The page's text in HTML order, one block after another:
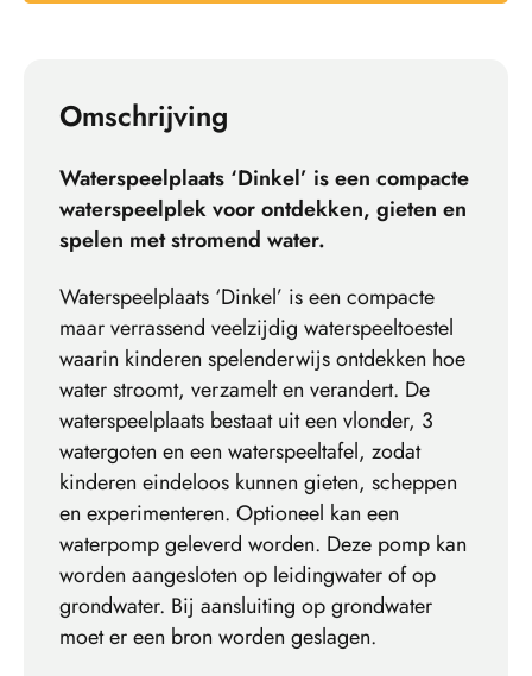
Omschrijving
Waterspeelplaats ‘Dinkel’ is een compacte
waterspeelplek voor ontdekken, gieten en
spelen met stromend water.
Waterspeelplaats ‘Dinkel’ is een compacte
maar verrassend veelzijdig waterspeeltoestel
waarin kinderen spelenderwijs ontdekken hoe
water stroomt, verzamelt en verandert. De
waterspeelplaats bestaat uit een vlonder, 3
watergoten en een waterspeeltafel, zodat
kinderen eindeloos kunnen gieten, scheppen
en experimenteren. Optioneel kan een
waterpomp geleverd worden. Deze pomp kan
worden aangesloten op leidingwater of op
grondwater. Bij aansluiting op grondwater
moet er een bron worden geslagen.